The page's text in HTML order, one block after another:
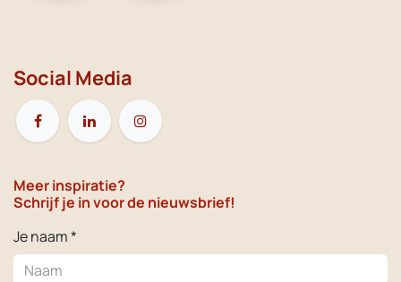
Social Media
Meer inspiratie?
Schrijf je in voor de nieuwsbrief!
Je naam *